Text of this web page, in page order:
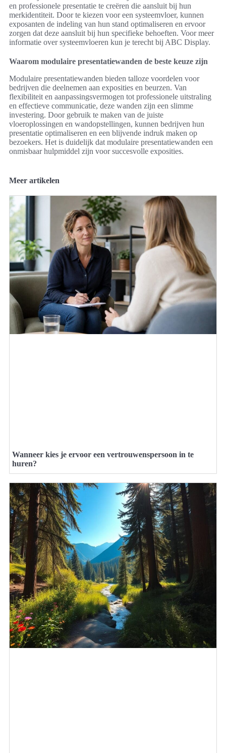
en professionele presentatie te creëren die aansluit bij hun
merkidentiteit. Door te kiezen voor een systeemvloer, kunnen
exposanten de indeling van hun stand optimaliseren en ervoor
zorgen dat deze aansluit bij hun specifieke behoeften. Voor meer
informatie over systeemvloeren kun je terecht bij ABC Display.
Waarom modulaire presentatiewanden de beste keuze zijn
Modulaire presentatiewanden bieden talloze voordelen voor
bedrijven die deelnemen aan exposities en beurzen. Van
flexibiliteit en aanpassingsvermogen tot professionele uitstraling
en effectieve communicatie, deze wanden zijn een slimme
investering. Door gebruik te maken van de juiste
vloeroplossingen en wandopstellingen, kunnen bedrijven hun
presentatie optimaliseren en een blijvende indruk maken op
bezoekers. Het is duidelijk dat modulaire presentatiewanden een
onmisbaar hulpmiddel zijn voor succesvolle exposities.
Meer artikelen
Wanneer kies je ervoor een vertrouwenspersoon in te
huren?